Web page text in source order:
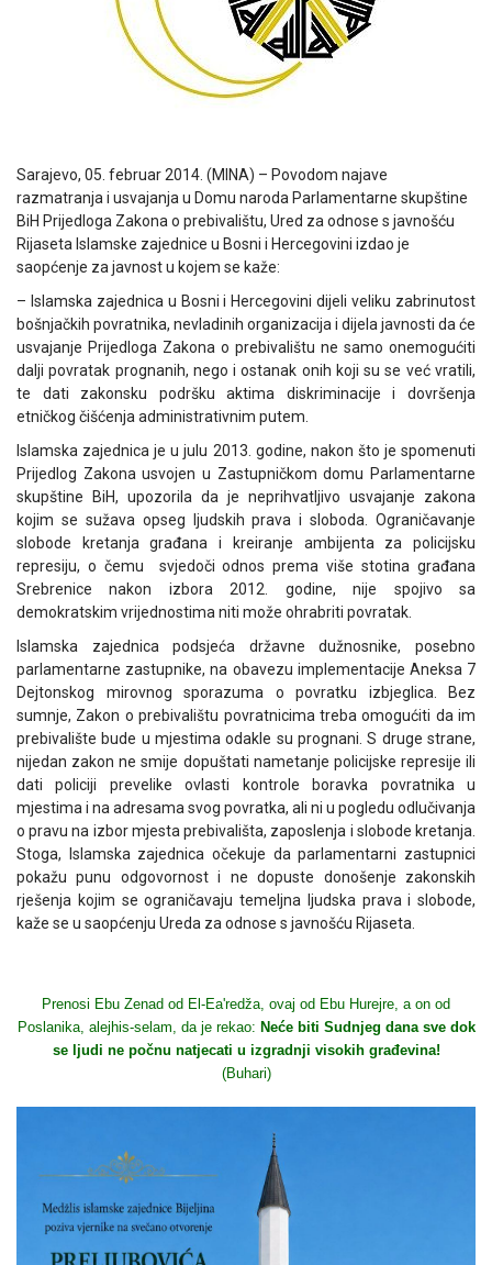
Sarajevo, 05. februar 2014. (MINA) – Povodom najave
razmatranja i usvajanja u Domu naroda Parlamentarne skupštine
BiH Prijedloga Zakona o prebivalištu, Ured za odnose s javnošću
Rijaseta Islamske zajednice u Bosni i Hercegovini izdao je
saopćenje za javnost u kojem se kaže:
– Islamska zajednica u Bosni i Hercegovini dijeli veliku zabrinutost
bošnjačkih povratnika, nevladinih organizacija i dijela javnosti da će
usvajanje Prijedloga Zakona o prebivalištu ne samo onemogućiti
dalji povratak prognanih, nego i ostanak onih koji su se već vratili,
te dati zakonsku podršku aktima diskriminacije i dovršenja
etničkog čišćenja administrativnim putem.
Islamska zajednica je u julu 2013. godine, nakon što je spomenuti
Prijedlog Zakona usvojen u Zastupničkom domu Parlamentarne
skupštine BiH, upozorila da je neprihvatljivo usvajanje zakona
kojim se sužava opseg ljudskih prava i sloboda. Ograničavanje
slobode kretanja građana i kreiranje ambijenta za policijsku
represiju, o čemu svjedoči odnos prema više stotina građana
Srebrenice nakon izbora 2012. godine, nije spojivo sa
demokratskim vrijednostima niti može ohrabriti povratak.
Islamska zajednica podsjeća državne dužnosnike, posebno
parlamentarne zastupnike, na obavezu implementacije Aneksa 7
Dejtonskog mirovnog sporazuma o povratku izbjeglica. Bez
sumnje, Zakon o prebivalištu povratnicima treba omogućiti da im
prebivalište bude u mjestima odakle su prognani. S druge strane,
nijedan zakon ne smije dopuštati nametanje policijske represije ili
dati policiji prevelike ovlasti kontrole boravka povratnika u
mjestima i na adresama svog povratka, ali ni u pogledu odlučivanja
o pravu na izbor mjesta prebivališta, zaposlenja i slobode kretanja.
Stoga, Islamska zajednica očekuje da parlamentarni zastupnici
pokažu punu odgovornost i ne dopuste donošenje zakonskih
rješenja kojim se ograničavaju temeljna ljudska prava i slobode,
kaže se u saopćenju Ureda za odnose s javnošću Rijaseta.
Prenosi Ebu Zenad od El-Ea'redža, ovaj od Ebu Hurejre, a on od
Poslanika, alejhis-selam, da je rekao: Neće biti Sudnjeg dana sve dok
se ljudi ne počnu natjecati u izgradnji visokih građevina!
(Buhari)